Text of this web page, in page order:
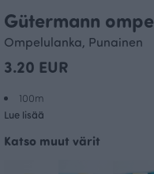
Gütermann
Ompelulanka, Punainen
3.20 EUR
100m
Lue lisää
Katso muut värit